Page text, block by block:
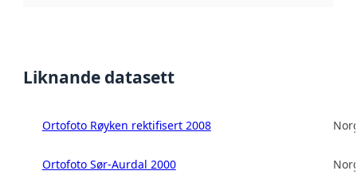
Liknande datasett
Ortofoto Røyken rektifisert 2008
Ortofoto Sør-Aurdal 2000